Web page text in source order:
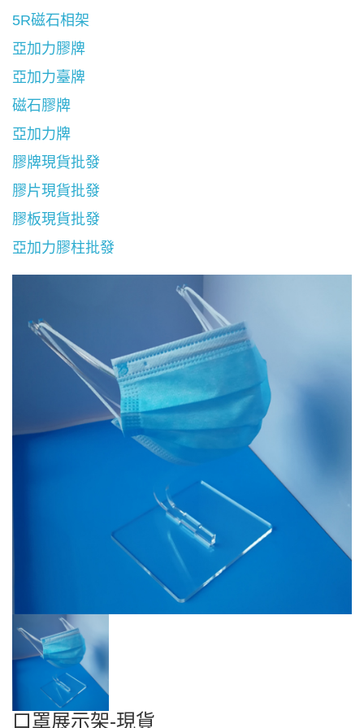
5R磁石相架
亞加力膠牌
亞加力臺牌
磁石膠牌
亞加力牌
膠牌現貨批發
膠片現貨批發
膠板現貨批發
亞加力膠柱批發
口罩展示架-現貨